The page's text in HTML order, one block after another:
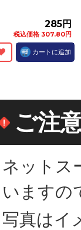
285円
税込価格 307.80円
カートに追加
ご注
ネットス
いますの
写真はイ